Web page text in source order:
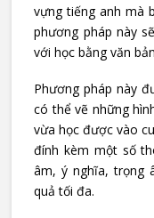
vựng tiếng anh mà
phương pháp này
với học bằng văn
Phương pháp này
có thể vẽ những
vừa học được vào
đính kèm một số
âm, ý nghĩa, trọng
quả tối đa.